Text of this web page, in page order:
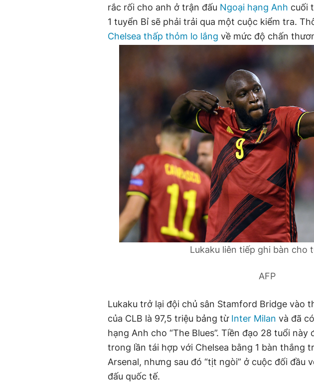
rắc rối cho anh ở trận đấu Ngoại hạng Anh cuối
1 tuyển Bỉ sẽ phải trải qua một cuộc kiểm tra.
Chelsea thấp thỏm lo lắng về mức độ chấn
Lukaku liên tiếp ghi bàn cho
AFP
Lukaku trở lại đội chủ sân Stamford Bridge vào
của CLB là 97,5 triệu bảng từ Inter Milan và đã
hạng Anh cho “The Blues”. Tiền đạo 28 tuổi này
trong lần tái hợp với Chelsea bằng 1 bàn thắng
Arsenal, nhưng sau đó “tịt ngòi” ở cuộc đối đầu
đấu quốc tế.